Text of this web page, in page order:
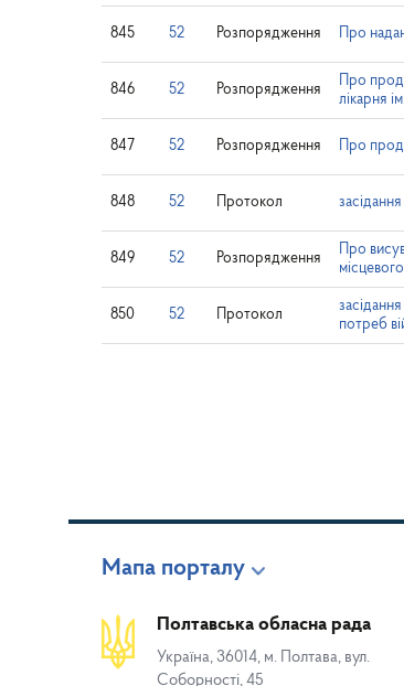
845 52 Розпорядження Про
846 52 Розпорядження
Про
лікарня
847 52 Розпорядження Про
848 52 Протокол
849 52 Розпорядження
Про
850 52 Протокол
потреб
Мапа порталу
Полтавська обласна рада
Україна, 36014, м. Полтава, вул.
Соборності, 45